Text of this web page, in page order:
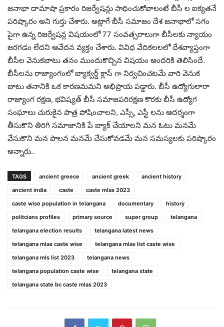
జనాభా దామాషా ప్రకారం రిజర్వేషన్లు సాధించుకోవాలంటే బీసీ ల ఐక్యతనే
పరిష్కారం అని గుర్తు చేశారు. అట్లాగే బీసీ సమాజం దేశ జనాభాలో సగం
పైగా ఉన్న రిజర్వేషన్ల విషయంలో 77 సంవత్సరాలుగా బీసీలకు న్యాయం
జరగడం లేదని ఆవేదన వ్యక్తం చేశారు. వివిధ వేదికలలలో దేశవ్యాప్తంగా
బీసీల వెనుకబాటు తనం ముందుకొచ్చిన విషయం అందరికి తెలిసిందే.
బీసీలను రాజ్యాంగంలో బ్యాక్వర్డ్ క్లాస్ గా నిర్వచించటమే వారి వెనుక
బాటు తనానికి ఒక కారణమమని అభిప్రాయ పడ్డారు. బీసీ ఉద్యోగులారా
రాజ్యాంగ రక్షణ, భవిష్యత్ బీసీ సమాజపరిరక్షణ కొరకు బీసీ ఉద్యోగ
సంఘాలు చురుకైన పాత్ర పోషించాలని, ఎస్సీ, ఎస్టీ లను ఆదర్శంగా
తీసుకొని తిరిగి సమాజానికి పే బ్యాక్ చేయాలని మన ఓటు మనమే
వేసుకొని మన పాలన మనమే చేసుకోవడమే మన సమస్యలకు పరిష్కారం
అన్నారు..
TAGS ancient greece ancient greek
ancient history
ancient india
caste
caste mlas 2023
caste wise population in telangana
documentary
history
politcians profiles
primary source super group
telangana
telangana election results
telangana latest news
telangana mlas caste wise
telangana mlas list caste wise
telangana mls list 2023
telangana news
telangana population caste wise
telangana state
telangana state bc caste mlas 2023